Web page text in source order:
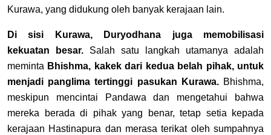
Kurawa, yang didukung oleh banyak kerajaan lain.
Di sisi Kurawa, Duryodhana juga memobilisasi
kekuatan besar. Salah satu langkah utamanya adalah
meminta Bhishma, kakek dari kedua belah pihak, untuk
menjadi panglima tertinggi pasukan Kurawa.Bhishma,
meskipun mencintai Pandawa dan mengetahui bahwa
mereka berada di pihak yang benar, tetap setia kepada
kerajaan Hastinapura dan merasa terikat oleh sumpahnya